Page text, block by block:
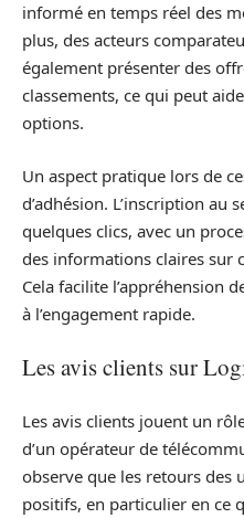
informé en temps réel des
plus, des acteurs
également présenter des
classements, ce qui peut
options.
Un aspect pratique lors de
d’adhésion. L’inscription au
quelques clics, avec un
des informations claires sur
Cela facilite l’appréhension
à l’engagement rapide.
Les avis clients sur
Les avis clients jouent un
d’un opérateur de
observe que les retours des
positifs, en particulier en ce